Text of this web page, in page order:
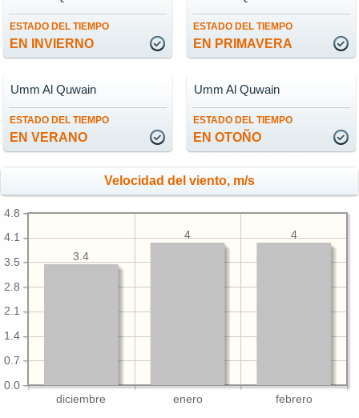
ESTADO DEL TIEMPO
EN INVIERNO
ESTADO DEL TIEMPO
EN PRIMAVERA
ESTADO DEL TIEMPO
EN VERANO
Umm Al Quwain
ESTADO DEL TIEMPO
EN OTOÑO
Umm Al Quwain
Velocidad del viento, m/s
diciembre enero febrero
0.0
0.7
1.4
2.1
2.8
3.5
4.1
4.8
4
4
3.4